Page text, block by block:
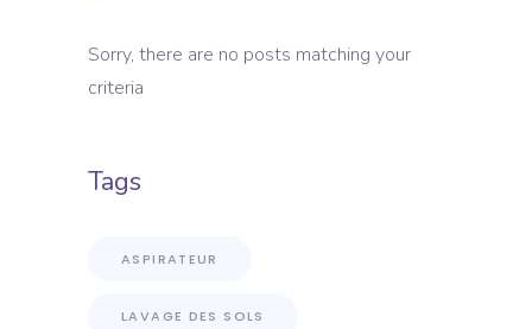
Sorry, there are no posts matching your
criteria
Tags
ASPIRATEUR
LAVAGE DES SOLS